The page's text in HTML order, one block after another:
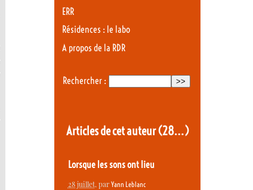
ERR
Résidences : le labo
A propos de la RDR
Rechercher :
Articles de cet auteur(28…)
Lorsque les sons ont lieu
28 juillet, par Yann Leblanc